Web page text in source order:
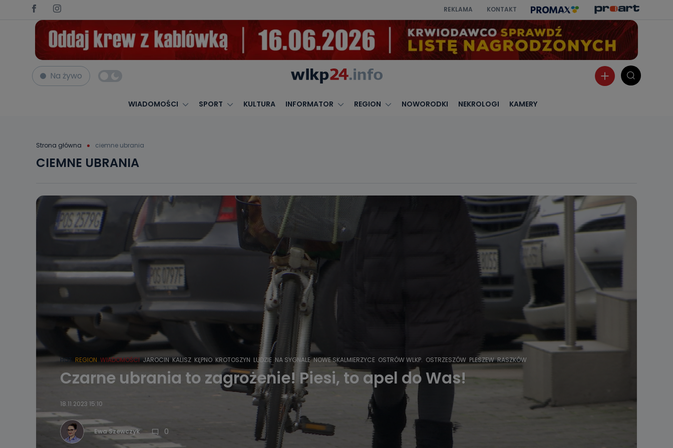
REKLAMA KONTAKT
Na żywo
WIADOMOŚCI SPORT KULTURA INFORMATOR REGION NOWORODKI NEKROLOGI KAMERY
Strona główna ciemne ubrania
CIEMNE UBRANIA
HOT REGION WIADOMOŚCI JAROCIN KALISZ KĘPNO KROTOSZYN LUDZIE NA SYGNALE NOWE SKALMIERZYCE OSTRÓW WLKP. OSTRZESZÓW PLESZEW RASZKÓW
Czarne ubrania to zagrożenie! Piesi, to apel do Was!
18.11.2023 15:10
Ewa Szewczyk 0